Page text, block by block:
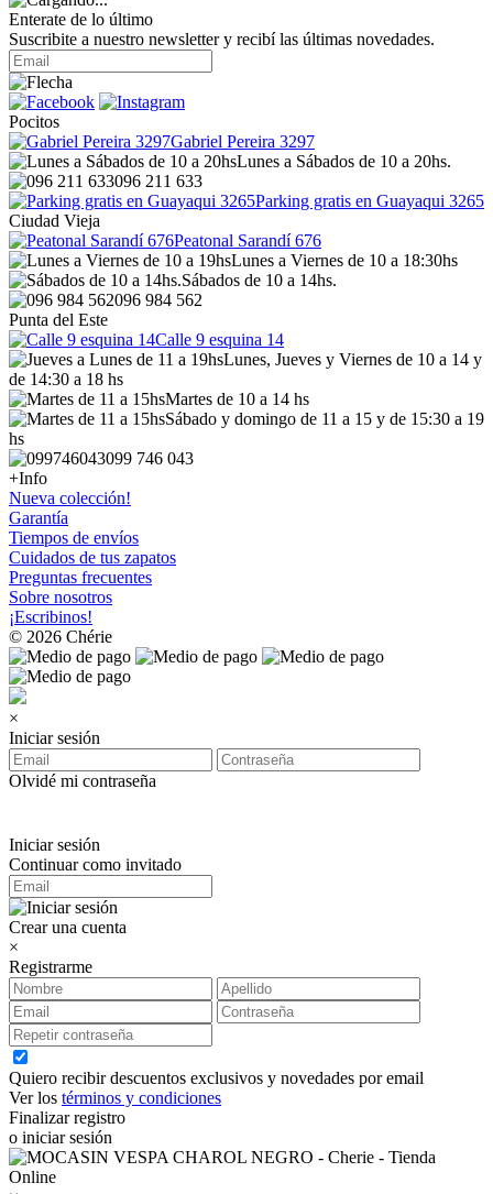
Enterate de lo último
Suscribite a nuestro newsletter y recibí las últimas novedades.
Pocitos
Gabriel Pereira 3297
Lunes a Sábados de 10 a 20hs.
096 211 633
Parking gratis en Guayaqui 3265
Ciudad Vieja
Peatonal Sarandí 676
Lunes a Viernes de 10 a 18:30hs
Sábados de 10 a 14hs.
096 984 562
Punta del Este
Calle 9 esquina 14
Lunes, Jueves y Viernes de 10 a 14 y
de 14:30 a 18 hs
Martes de 10 a 14 hs
Sábado y domingo de 11 a 15 y de 15:30 a 19
hs
099 746 043
+Info
Nueva colección!
Garantía
Tiempos de envíos
Cuidados de tus zapatos
Preguntas frecuentes
Sobre nosotros
¡Escribinos!
© 2026 Chérie
×
Iniciar sesión
Olvidé mi contraseña
Iniciar sesión
Continuar como invitado
Crear una cuenta
×
Registrarme
Quiero recibir descuentos exclusivos y novedades por email
Ver los términos y condiciones
Finalizar registro
o iniciar sesión